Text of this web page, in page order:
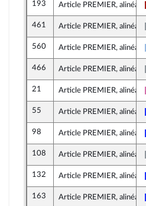
193 Article PREMIER, alinéa 1
461 Article PREMIER, alinéa 1
560 Article PREMIER, alinéa 1
466 Article PREMIER, alinéa 1
21 Article PREMIER, alinéa 1
55 Article PREMIER, alinéa 1
98 Article PREMIER, alinéa 1
108 Article PREMIER, alinéa 1
132 Article PREMIER, alinéa 1
163 Article PREMIER, alinéa 1